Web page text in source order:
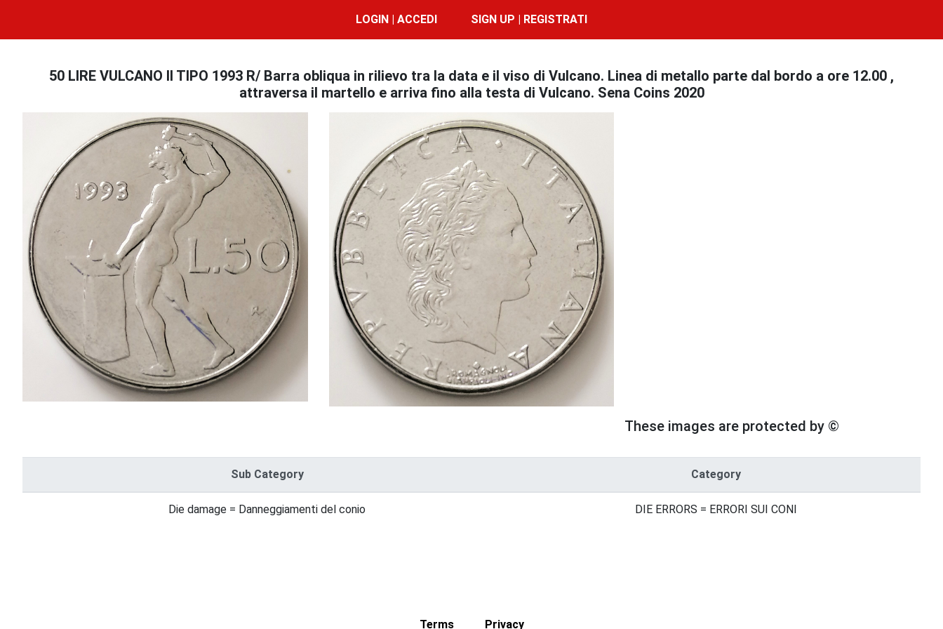
LOGIN | ACCEDI SIGN UP | REGISTRATI
50 LIRE VULCANO II TIPO 1993 R/ Barra obliqua in rilievo tra la data e il viso di Vulcano. Linea di metallo parte dal bordo a ore 12.00 ,
attraversa il martello e arriva fino alla testa di Vulcano. Sena Coins 2020
These images are protected by ©
Sub Category Category
Die damage = Danneggiamenti del conio DIE ERRORS = ERRORI SUI CONI
Terms Privacy